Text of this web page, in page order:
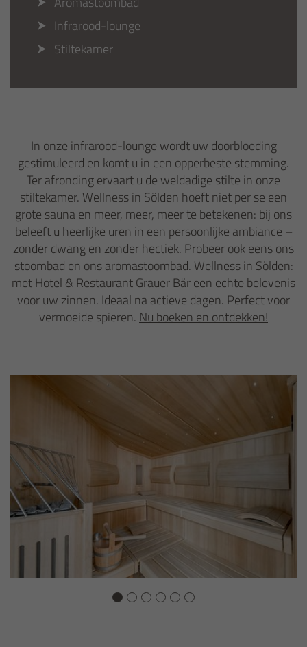
Infrarood-lounge
Stiltekamer
In onze infrarood-lounge wordt uw doorbloeding
gestimuleerd en komt u in een opperbeste stemming.
Ter afronding ervaart u de weldadige stilte in onze
stiltekamer. Wellness in Sölden hoeft niet per se een
grote sauna en meer, meer, meer te betekenen: bij ons
beleeft u heerlijke uren in een persoonlijke ambiance –
zonder dwang en zonder hectiek. Probeer ook eens ons
stoombad en ons aromastoombad. Wellness in Sölden:
met Hotel & Restaurant Grauer Bär een echte belevenis
voor uw zinnen. Ideaal na actieve dagen. Perfect voor
vermoeide spieren. Nu boeken en ontdekken!